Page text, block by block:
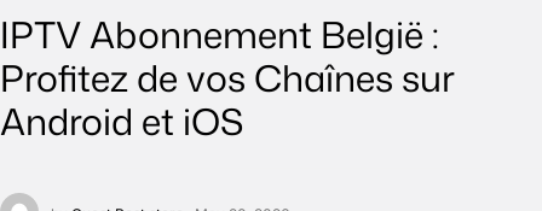
IPTV Abonnement België :
Profitez de vos Chaînes sur
Android et iOS